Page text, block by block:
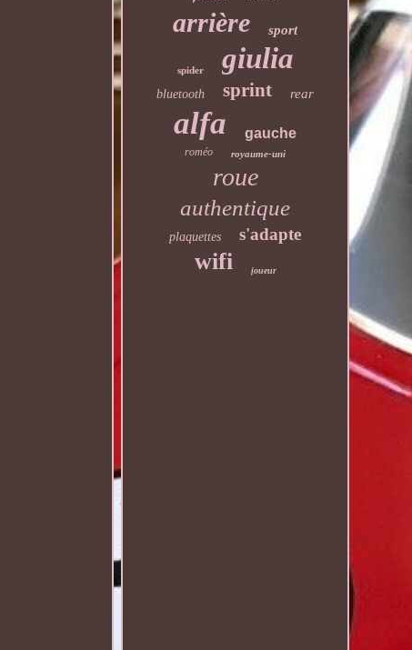
arrière sport
spider giulia
bluetooth sprint rear
alfa gauche
roméo royaume-uni
roue
authentique
plaquettes s'adapte
wifi joueur